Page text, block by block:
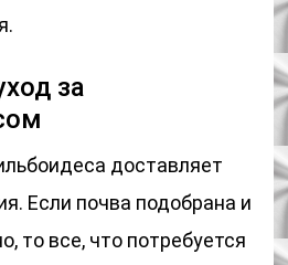
за
доставляет
Если почва подобрана и
то все, что потребуется